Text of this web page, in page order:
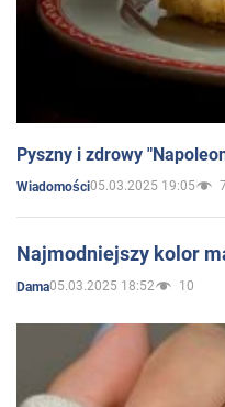
Pyszny i zdrowy
Wiadomości05.03.2025 19:05 7
Najmodniejszy kolor
Dama05.03.2025 18:52 10